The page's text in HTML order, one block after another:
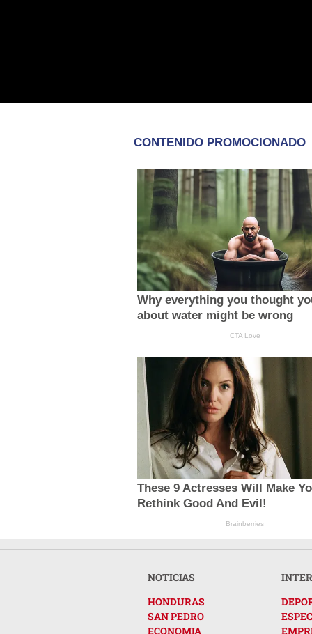
CONTENIDO PROMOCIONADO
Why everything you thought
about water might be wrong
CTA Love
These 9 Actresses Will Make
Rethink Good And Evil!
Brainberries
NOTICIAS
HONDURAS
SAN PEDRO
ECONOMIA